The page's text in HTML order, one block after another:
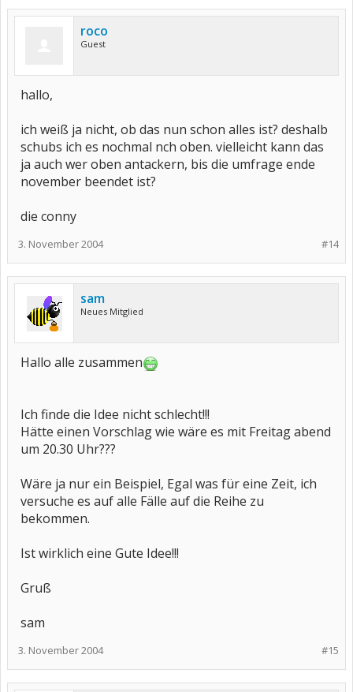
roco
Guest
hallo,
ich weiß ja nicht, ob das nun schon alles ist? deshalb
schubs ich es nochmal nch oben. vielleicht kann das
ja auch wer oben antackern, bis die umfrage ende
november beendet ist?
die conny
#14
3. November 2004
sam
Neues Mitglied
Hallo alle zusammen
Ich finde die Idee nicht schlecht!!!
Hätte einen Vorschlag wie wäre es mit Freitag abend
um 20.30 Uhr???
Wäre ja nur ein Beispiel, Egal was für eine Zeit, ich
versuche es auf alle Fälle auf die Reihe zu
bekommen.
Ist wirklich eine Gute Idee!!!
Gruß
sam
#15
3. November 2004